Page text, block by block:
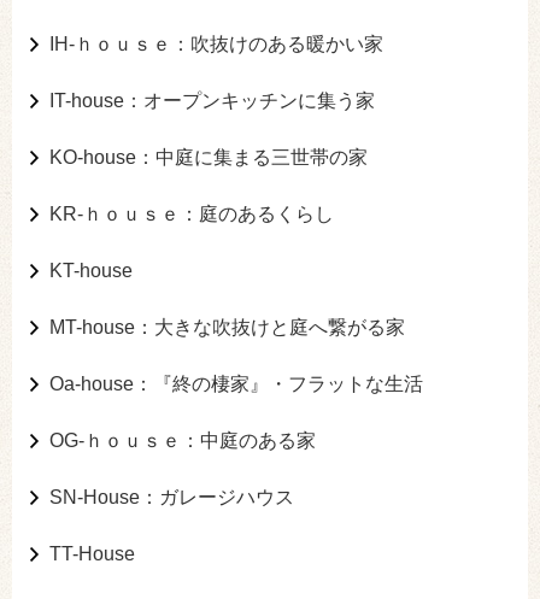
IH-ｈｏｕｓｅ：吹抜けのある暖かい家
IT-house：オープンキッチンに集う家
KO-house：中庭に集まる三世帯の家
KR-ｈｏｕｓｅ：庭のあるくらし
KT-house
MT-house：大きな吹抜けと庭へ繋がる家
Oa-house：『終の棲家』・フラットな生活
OG-ｈｏｕｓｅ：中庭のある家
SN-House：ガレージハウス
TT-House